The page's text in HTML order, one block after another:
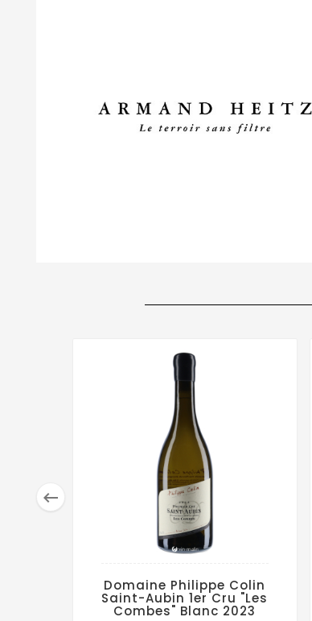

Domaine Philippe Colin
Saint-Aubin 1er Cru "Les
Combes" Blanc 2023